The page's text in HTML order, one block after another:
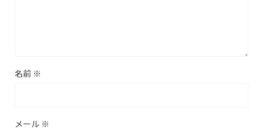
名前 ※
メール ※